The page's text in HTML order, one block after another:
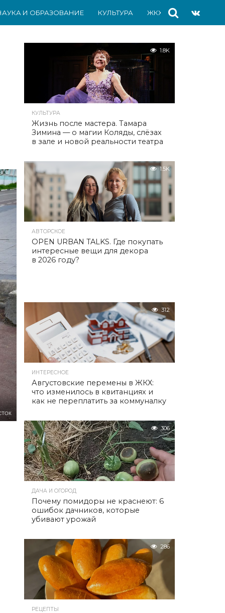
И ОБРАЗОВАНИЕ КУЛЬТУРА ЖКХ СПОРТ
1.8K
КУЛЬТУРА
Жизнь после мастера. Тамара
Зимина — о магии Коляды, слёзах
в зале и новой реальности театра
1.5K
АВТОРСКОЕ
OPEN URBAN TALKS. Где покупать
интересные вещи для декора
в 2026 году?
312
ИНТЕРЕСНОЕ
Августовские перемены в ЖКХ:
что изменилось в квитанциях и
как не переплатить за коммуналку
306
ДАЧА И ОГОРОД
Почему помидоры не краснеют: 6
ошибок дачников, которые
убивают урожай
286
РЕЦЕПТЫ